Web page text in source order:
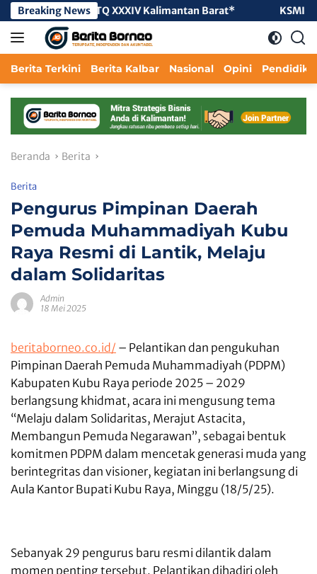
Langsung
ke
konten
Breaking News
MTQ XXXIV Kalimantan Barat* KSMI Kabupaten
Berita Terkini Berita Kalbar Nasional Opini
Beranda Berita
Berita
Pengurus Pimpinan Daerah
Pemuda Muhammadiyah Kubu
Raya Resmi di Lantik, Melaju
dalam Solidaritas
Admin
18 Mei 2025
beritaborneo.co.id/ – Pelantikan dan pengukuhan
Pimpinan Daerah Pemuda Muhammadiyah (PDPM)
Kabupaten Kubu Raya periode 2025 – 2029
berlangsung khidmat, acara ini mengusung tema
“Melaju dalam Solidaritas, Merajut Astacita,
Membangun Pemuda Negarawan”, sebagai bentuk
komitmen PDPM dalam mencetak generasi muda yang
berintegritas dan visioner, kegiatan ini berlangsung di
Aula Kantor Bupati Kubu Raya, Minggu (18/5/25).
Sebanyak 29 pengurus baru resmi dilantik dalam
momen penting tersebut. Pelantikan dihadiri oleh